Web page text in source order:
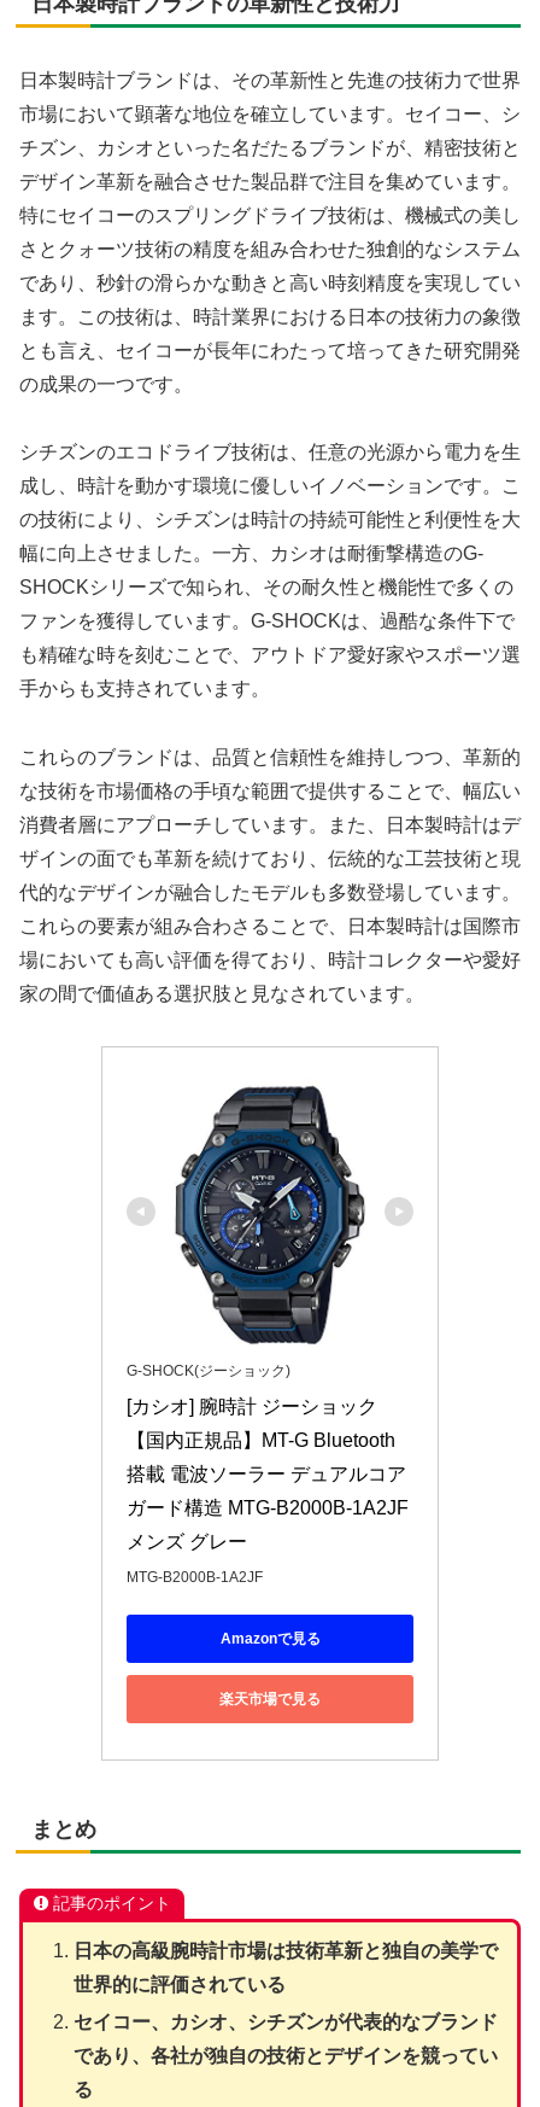
日本製時計ブランドは、その革新性と先進の技術力で世界
市場において顕著な地位を確立しています。セイコー、シ
チズン、カシオといった名だたるブランドが、精密技術と
デザイン革新を融合させた製品群で注目を集めています。
特にセイコーのスプリングドライブ技術は、機械式の美し
さとクォーツ技術の精度を組み合わせた独創的なシステム
であり、秒針の滑らかな動きと高い時刻精度を実現してい
ます。この技術は、時計業界における日本の技術力の象徴
とも言え、セイコーが長年にわたって培ってきた研究開発
の成果の一つです。
シチズンのエコドライブ技術は、任意の光源から電力を生
成し、時計を動かす環境に優しいイノベーションです。こ
の技術により、シチズンは時計の持続可能性と利便性を大
幅に向上させました。一方、カシオは耐衝撃構造のG-
SHOCKシリーズで知られ、その耐久性と機能性で多くの
ファンを獲得しています。G-SHOCKは、過酷な条件下で
も精確な時を刻むことで、アウトドア愛好家やスポーツ選
手からも支持されています。
これらのブランドは、品質と信頼性を維持しつつ、革新的
な技術を市場価格の手頃な範囲で提供することで、幅広い
消費者層にアプローチしています。また、日本製時計はデ
ザインの面でも革新を続けており、伝統的な工芸技術と現
代的なデザインが融合したモデルも多数登場しています。
これらの要素が組み合わさることで、日本製時計は国際市
場においても高い評価を得ており、時計コレクターや愛好
家の間で価値ある選択肢と見なされています。
G-SHOCK(ジーショック)
[カシオ] 腕時計 ジーショック
【国内正規品】MT-G Bluetooth
搭載 電波ソーラー デュアルコア
ガード構造 MTG-B2000B-1A2JF
メンズ グレー
MTG-B2000B-1A2JF
Amazonで見る
楽天市場で見る
まとめ
記事のポイント
日本の高級腕時計市場は技術革新と独自の美学で
世界的に評価されている
セイコー、カシオ、シチズンが代表的なブランド
であり、各社が独自の技術とデザインを競ってい
る